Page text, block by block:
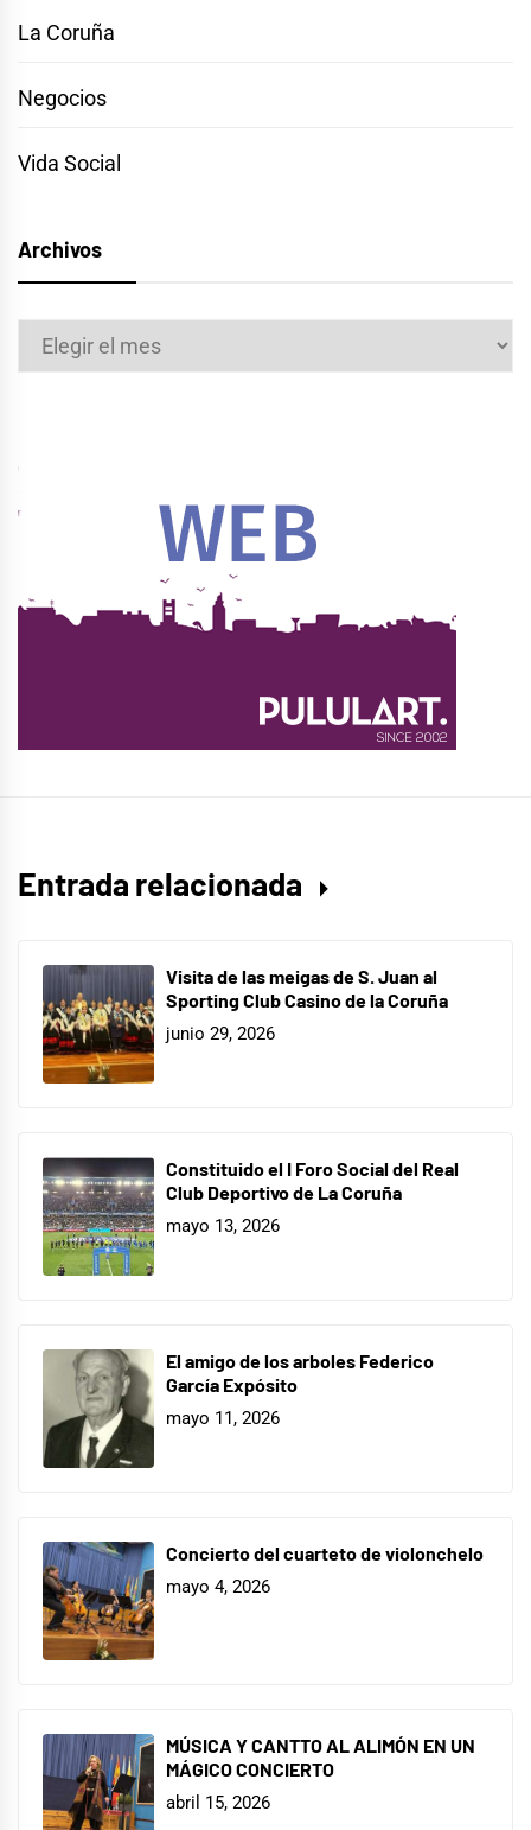
La Coruña
Negocios
Vida Social
Archivos
Archivos
Entrada relacionada
Visita de las meigas de S. Juan al
Sporting Club Casino de la Coruña
junio 29, 2026
Constituido el I Foro Social del Real
Club Deportivo de La Coruña
mayo 13, 2026
El amigo de los arboles Federico
García Expósito
mayo 11, 2026
Concierto del cuarteto de violonchelo
mayo 4, 2026
MÚSICA Y CANTTO AL ALIMÓN EN UN
MÁGICO CONCIERTO
abril 15, 2026